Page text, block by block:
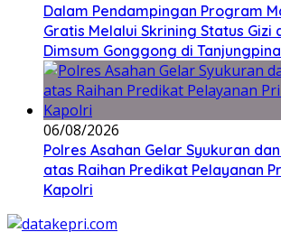
Dalam Pendampingan Program
Gratis Melalui Skrining Status Gizi
Dimsum Gonggong di
06/08/2026
Polres Asahan Gelar Syukuran
atas Raihan Predikat Pelayanan
Kapolri